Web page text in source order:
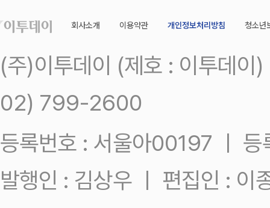
회사소개 이용약관 개인정보처리방침 청소년
(주)이투데이 (제호 : 이투데
02) 799-2600
등록번호 : 서울아00197 ㅣ
발행인 : 김상우 ㅣ 편집인 : 이